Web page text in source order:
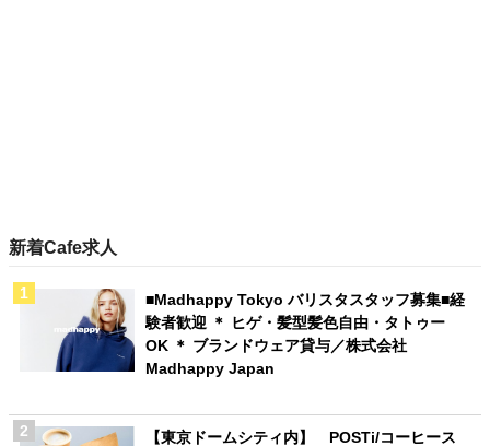
新着Cafe求人
■Madhappy Tokyo バリスタスタッフ募集■経
験者歓迎 ＊ ヒゲ・髪型髪色自由・タトゥー
OK ＊ ブランドウェア貸与／株式会社
Madhappy Japan
【東京ドームシティ内】 POSTi/コーヒース